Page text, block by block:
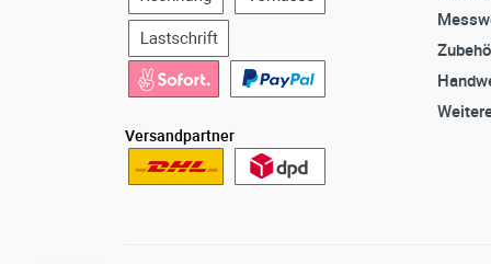
Versandpartner